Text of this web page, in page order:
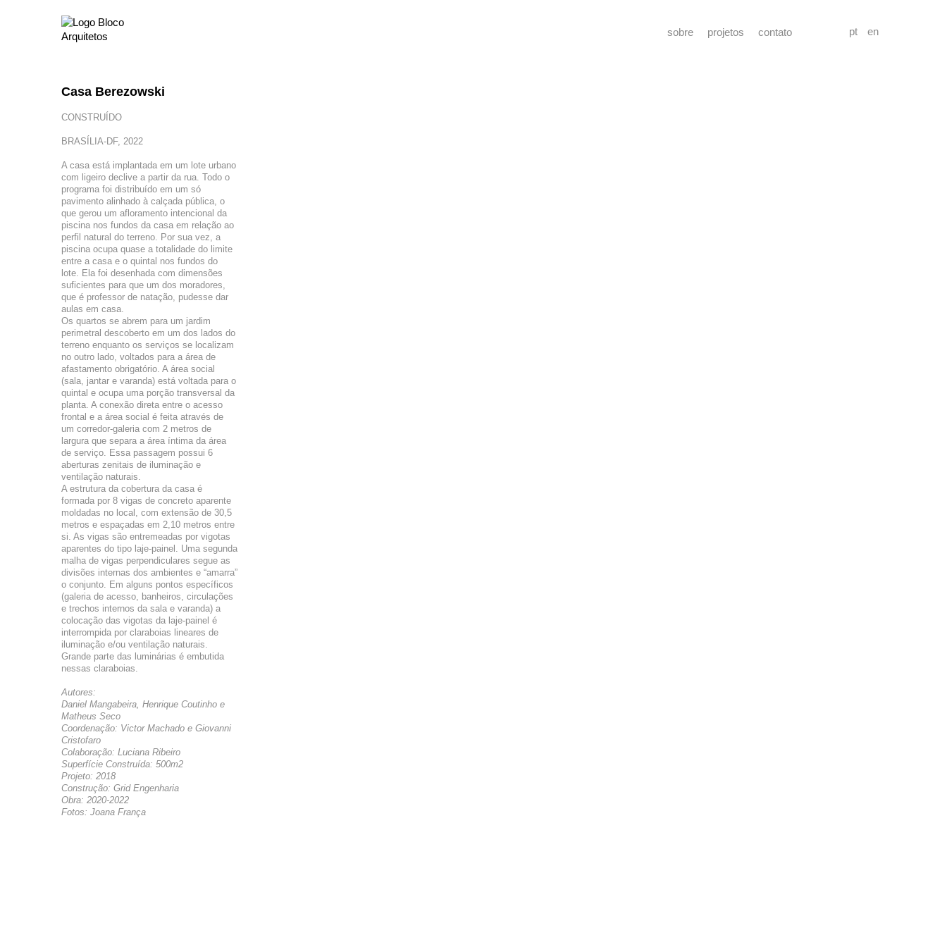
pt en
sobre projetos contato
Casa Berezowski
CONSTRUÍDO
BRASÍLIA-DF, 2022
A casa está implantada em um lote urbano
com ligeiro declive a partir da rua. Todo o
programa foi distribuído em um só
pavimento alinhado à calçada pública, o
que gerou um afloramento intencional da
piscina nos fundos da casa em relação ao
perfil natural do terreno. Por sua vez, a
piscina ocupa quase a totalidade do limite
entre a casa e o quintal nos fundos do
lote. Ela foi desenhada com dimensões
suficientes para que um dos moradores,
que é professor de natação, pudesse dar
aulas em casa.
Os quartos se abrem para um jardim
perimetral descoberto em um dos lados do
terreno enquanto os serviços se localizam
no outro lado, voltados para a área de
afastamento obrigatório. A área social
(sala, jantar e varanda) está voltada para o
quintal e ocupa uma porção transversal da
planta. A conexão direta entre o acesso
frontal e a área social é feita através de
um corredor-galeria com 2 metros de
largura que separa a área íntima da área
de serviço. Essa passagem possui 6
aberturas zenitais de iluminação e
ventilação naturais.
A estrutura da cobertura da casa é
formada por 8 vigas de concreto aparente
moldadas no local, com extensão de 30,5
metros e espaçadas em 2,10 metros entre
si. As vigas são entremeadas por vigotas
aparentes do tipo laje-painel. Uma segunda
malha de vigas perpendiculares segue as
divisões internas dos ambientes e “amarra”
o conjunto. Em alguns pontos específicos
(galeria de acesso, banheiros, circulações
e trechos internos da sala e varanda) a
colocação das vigotas da laje-painel é
interrompida por claraboias lineares de
iluminação e/ou ventilação naturais.
Grande parte das luminárias é embutida
nessas claraboias.
Autores:
Daniel Mangabeira, Henrique Coutinho e
Matheus Seco
Coordenação: Victor Machado e Giovanni
Cristofaro
Colaboração: Luciana Ribeiro
Superfície Construída: 500m2
Projeto: 2018
Construção: Grid Engenharia
Obra: 2020-2022
Fotos: Joana França